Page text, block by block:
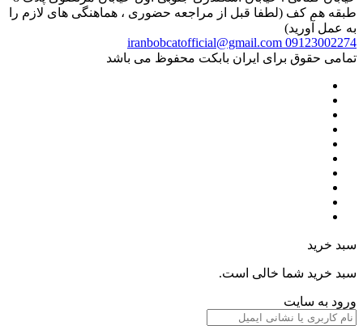
طبقه هم کف (لطفا قبل از مراجعه حضوری ، هماهنگی های لازم را
به عمل آورید)
09123002274
iranbobcatofficial@gmail.com
تمامی حقوق برای ایران بابکت محفوظ می باشد
سبد خرید
سبد خرید شما خالی است.
ورود به سایت